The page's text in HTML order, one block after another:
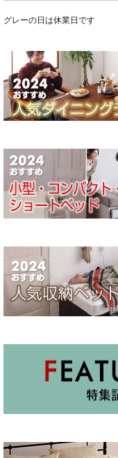
チェスト ベッド
グレーの日は休業日です